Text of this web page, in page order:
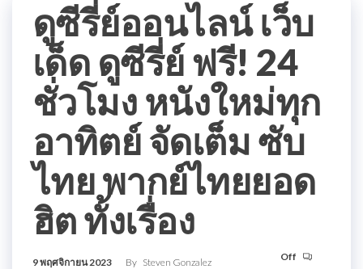
ดูซีรี่ย์ออนไลน์ เว็บ
เด็ด ดูซีรี่ย์ ฟรี! 24
ชั่วโมง หนังใหม่ทุก
อาทิตย์ จัดเต็ม ซับ
ไทย พากย์ไทยยอด
ฮิต ทั้งเรื่อง
9 พฤศจิกายน 2023 By Steven Gonzalez Off